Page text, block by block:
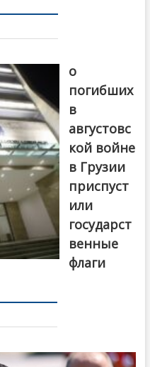
о
погибших
в
августовс
кой войне
в Грузии
приспуст
или
государст
венные
флаги